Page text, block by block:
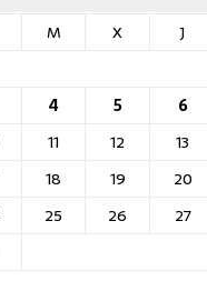
M X J
4 5 6
11 12 13
18 19 20
25 26 27